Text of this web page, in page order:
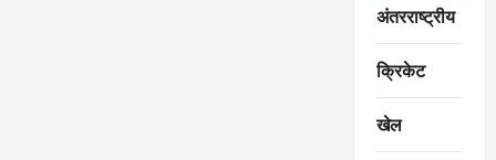
अंतरराष्ट्रीय
क्रिकेट
खेल